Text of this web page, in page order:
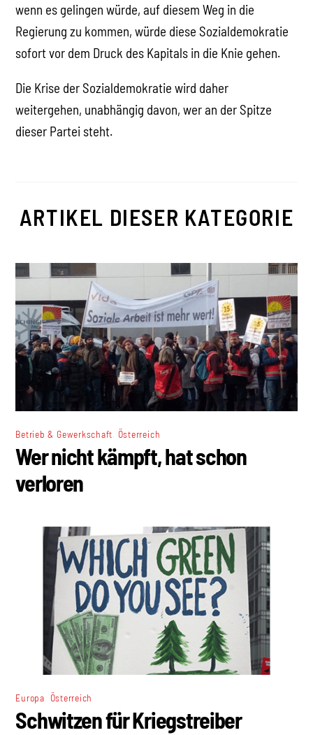
wenn es gelingen würde, auf diesem Weg in die
Regierung zu kommen, würde diese Sozialdemokratie
sofort vor dem Druck des Kapitals in die Knie gehen.
Die Krise der Sozialdemokratie wird daher
weitergehen, unabhängig davon, wer an der Spitze
dieser Partei steht.
ARTIKEL DIESER KATEGORIE
Betrieb & Gewerkschaft Österreich
Wer nicht kämpft, hat schon
verloren
Europa Österreich
Schwitzen für Kriegstreiber